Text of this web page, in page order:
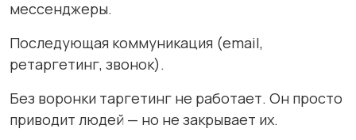
мессенджеры.
Последующая коммуникация (email,
ретаргетинг, звонок).
Без воронки таргетинг не работает. Он просто
приводит людей — но не закрывает их.